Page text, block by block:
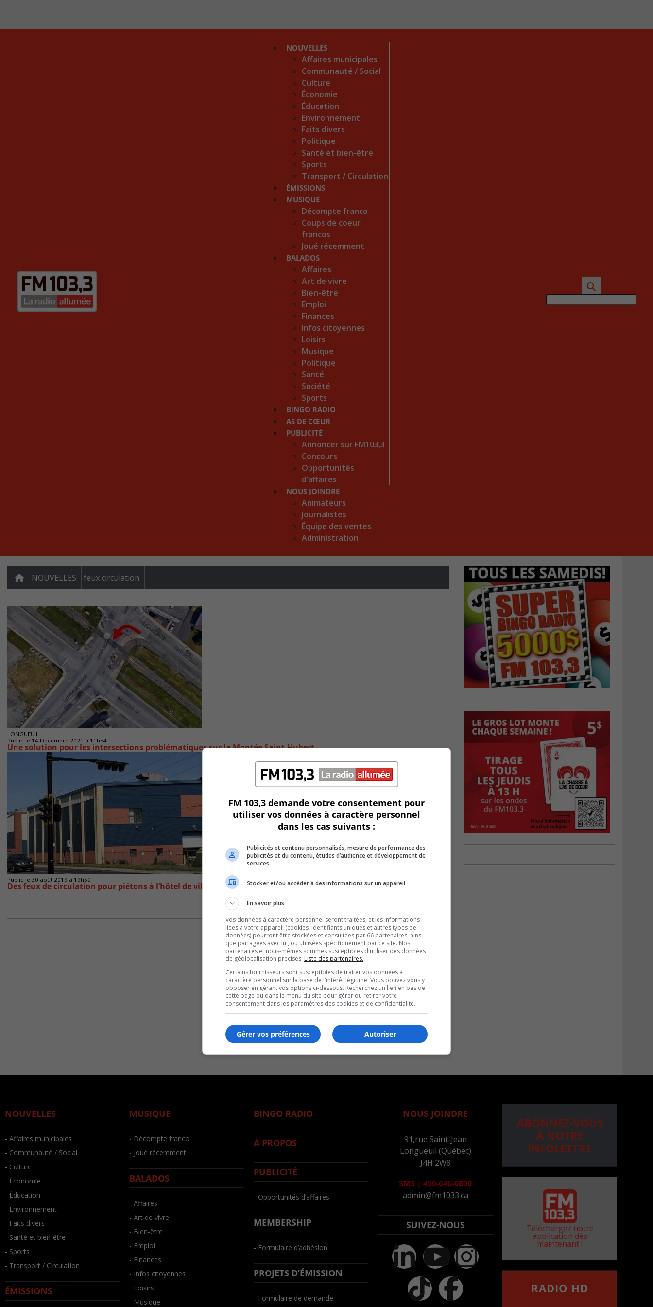
NOUVELLES
Affaires municipales
Communauté / Social
Culture
Économie
Éducation
Environnement
Faits divers
Politique
Santé et bien-être
Sports
Transport / Circulation
ÉMISSIONS
MUSIQUE
Décompte franco
Coups de coeur
francos
Joué récemment
BALADOS
Affaires
Art de vivre
Bien-être
Emploi
Finances
Infos citoyennes
Loisirs
Musique
Politique
Santé
Société
Sports
BINGO RADIO
AS DE CŒUR
PUBLICITÉ
Annoncer sur FM103,3
Concours
Opportunités
d’affaires
NOUS JOINDRE
Animateurs
Journalistes
Équipe des ventes
Administration
NOUVELLES feux circulation
LONGUEUIL
Publié le 14 Décembre 2021 à 11h54
Une solution pour les intersections problématiques sur la Montée Saint-Hubert
Publié le 30 août 2019 à 19h50
Des feux de circulation pour piétons à l’hôtel de ville de Longueuil
NOUVELLES
- Affaires municipales
- Communauté / Social
- Culture
- Économie
- Éducation
- Environnement
- Faits divers
- Santé et bien-être
- Sports
- Transport / Circulation
ÉMISSIONS
MUSIQUE
- Décompte franco
- Joué récemment
BALADOS
- Affaires
- Art de vivre
- Bien-être
- Emploi
- Finances
- Infos citoyennes
- Loisirs
- Musique
BINGO RADIO
À PROPOS
PUBLICITÉ
- Opportunités d’affaires
MEMBERSHIP
- Formulaire d’adhésion
PROJETS D’ÉMISSION
- Formulaire de demande
NOUS JOINDRE
91,rue Saint-Jean
Longueuil (Québec)
J4H 2W8
SMS | 450-646-6800
admin@fm1033.ca
SUIVEZ-NOUS
ABONNEZ-VOUS
À NOTRE
INFOLETTRE
Téléchargez notre
application dès
maintenant !
RADIO HD
FM 103,3 demande votre consentement pour
utiliser vos données à caractère personnel
dans les cas suivants :
Publicités et contenu personnalisés, mesure de performance des
publicités et du contenu, études d’audience et développement de
services
Stocker et/ou accéder à des informations sur un appareil
En savoir plus
Vos données à caractère personnel seront traitées, et les informations
liées à votre appareil (cookies, identifiants uniques et autres types de
données) pourront être stockées et consultées par 66 partenaires, ainsi
que partagées avec lui, ou utilisées spécifiquement par ce site. Nos
partenaires et nous-mêmes sommes susceptibles d'utiliser des données
de géolocalisation précises. Liste des partenaires.
Certains fournisseurs sont susceptibles de traiter vos données à
caractère personnel sur la base de l'intérêt légitime. Vous pouvez vous y
opposer en gérant vos options ci-dessous. Recherchez un lien en bas de
cette page ou dans le menu du site pour gérer ou retirer votre
consentement dans les paramètres des cookies et de confidentialité.
Autoriser
Gérer vos préférences